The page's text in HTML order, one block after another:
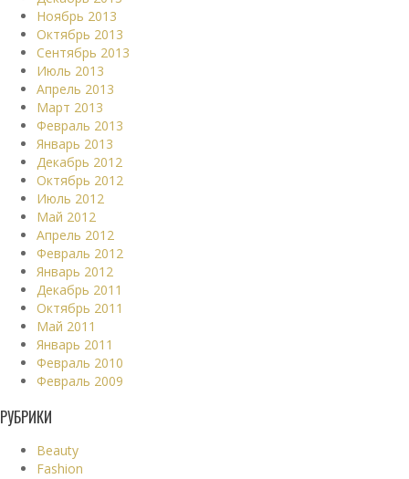
Ноябрь 2013
Октябрь 2013
Сентябрь 2013
Июль 2013
Апрель 2013
Март 2013
Февраль 2013
Январь 2013
Декабрь 2012
Октябрь 2012
Июль 2012
Май 2012
Апрель 2012
Февраль 2012
Январь 2012
Декабрь 2011
Октябрь 2011
Май 2011
Январь 2011
Февраль 2010
Февраль 2009
РУБРИКИ
Beauty
Fashion